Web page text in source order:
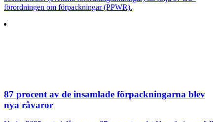
förordningen om förpackningar (PPWR).
87 procent av de insamlade förpackningarna blev
nya råvaror